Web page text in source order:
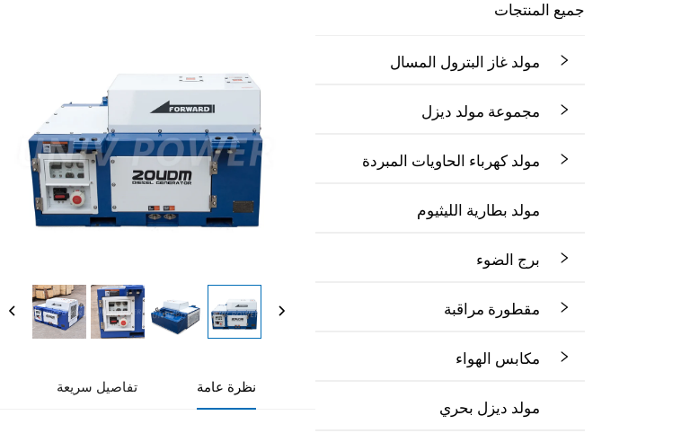
جميع المنتجات
مولد غاز البترول المسال
مجموعة مولد ديزل
مولد كهرباء الحاويات المبردة
مولد بطارية الليثيوم
برج الضوء
مقطورة مراقبة
مكابس الهواء
مولد ديزل بحري
نظرة عامة تفاصيل سريعة